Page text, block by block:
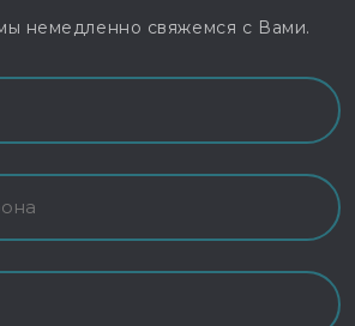
немедленно свяжемся с Вами.